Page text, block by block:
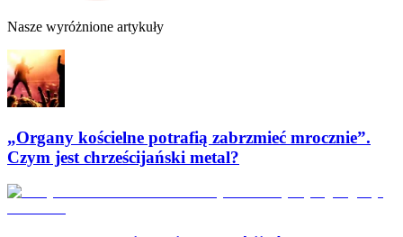
Nasze wyróżnione artykuły
„Organy kościelne potrafią zabrzmieć mrocznie”.
Czym jest chrześcijański metal?